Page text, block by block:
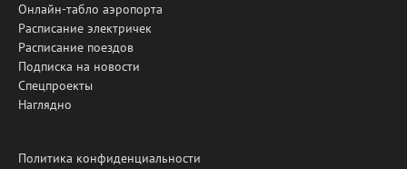
Онлайн-табло аэропорта
Расписание электричек
Расписание поездов
Подписка на новости
Спецпроекты
Наглядно
Политика конфиденциальности